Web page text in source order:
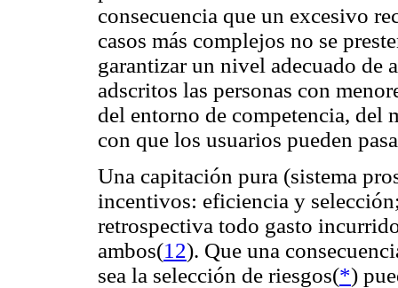
consecuencia que un excesivo
casos más complejos no se
garantizar un nivel adecuado de
adscritos las personas con
del entorno de competencia, del
con que los usuarios pueden
Una capitación pura (sistema
incentivos: eficiencia y
retrospectiva todo gasto
ambos(12). Que una
sea la selección de riesgos(*)